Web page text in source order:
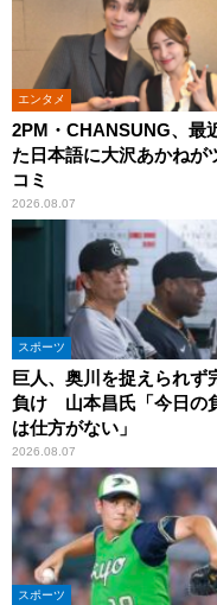
エンタメ
2PM・CHANSUNG、最
た日本語に大沢あかねが
コミ
2026.08.07
スポーツ
巨人、奥川を捉えられず
負け 山本昌氏「今日の
は仕方がない」
2026.08.07
スポーツ